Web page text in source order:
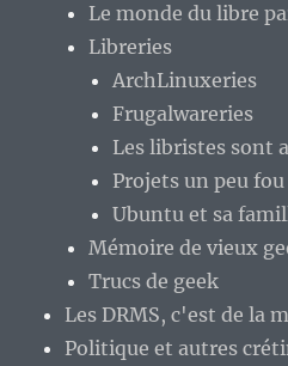
Le monde du libre
Libreries
ArchLinuxeries
Frugalwareries
Les libristes sont
Projets un peu
Ubuntu et sa
Mémoire de vieux
Trucs de geek
Les DRMS, c'est de la
Politique et autres